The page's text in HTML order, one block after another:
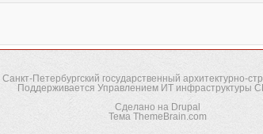
Санкт-Петербургский государственный архитектурно-
Поддерживается Управлением ИТ инфраструктуры
Сделано на Drupal
Тема ThemeBrain.com